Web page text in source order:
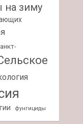
зиму
фунгициды